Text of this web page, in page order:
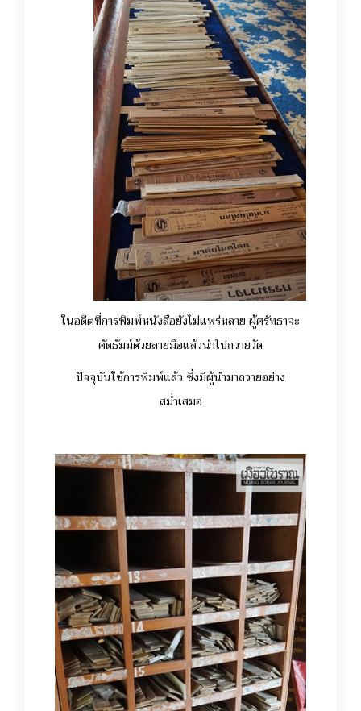
ในอดีตที่การพิมพ์หนังสือยังไม่แพร่หลาย ผู้ศรัทธาจะ
คัดธัมม์ด้วยลายมือแล้วนำไปถวายวัด
ปัจจุบันใช้การพิมพ์แล้ว ซึ่งมีผู้นำมาถวายอย่าง
สม่ำเสมอ